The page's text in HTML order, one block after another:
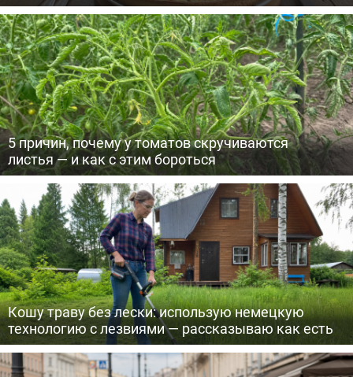
5 причин, почему у томатов скручиваются
листья — и как с этим бороться
Кошу траву без лески: использую немецкую
технологию с лезвиями — рассказываю как есть